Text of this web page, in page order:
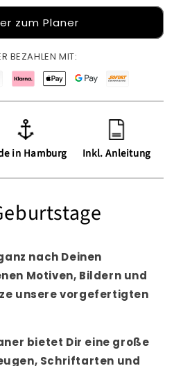
zum Planer
BEZAHLEN MIT:
in Hamburg Inkl. Anleitung
nach Deinen
Motiven, Bildern und
unsere vorgefertigten
bietet Dir eine große
Schriftarten und